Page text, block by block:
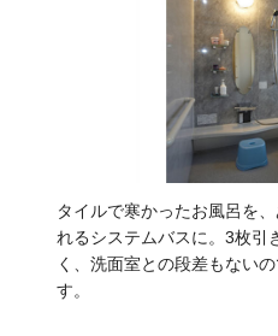
タイルで寒かったお風呂を
れるシステムバスに。3枚引
く、洗面室との段差もない
す。